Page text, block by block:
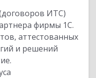
ИТС)
фирмы 1С.
аттестованных
и решений